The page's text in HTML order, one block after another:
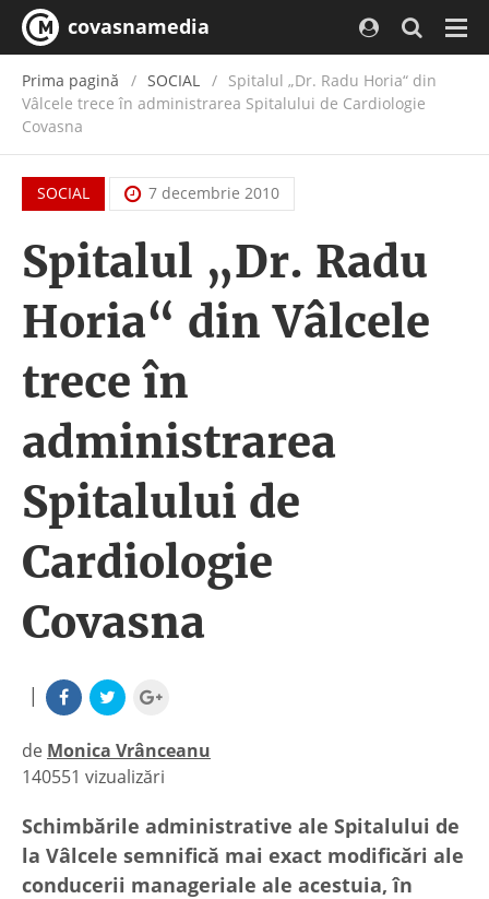
covasnamedia
Prima pagină SOCIAL
Spitalul „Dr. Radu Horia“ din
Vâlcele trece în administrarea Spitalului de Cardiologie
Covasna
SOCIAL 7 decembrie 2010
Spitalul „Dr. Radu
Horia“ din Vâlcele
trece în
administrarea
Spitalului de
Cardiologie
Covasna
|
de Monica Vrânceanu
|
140551 vizualizări
Schimbările administrative ale Spitalului de
la Vâlcele semnifică mai exact modificări ale
conducerii manageriale ale acestuia, în